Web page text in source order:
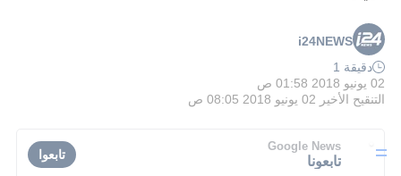
i24NEWS
دقيقة 1
02 يونيو 2018 01:58 ص
التنقيح الأخير 02 يونيو 2018 08:05 ص
Google News
تابعونا تابعوا